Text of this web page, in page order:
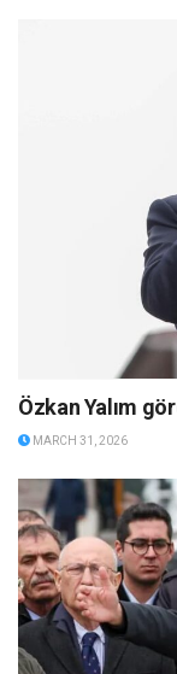
Özkan Yalım
MARCH 31, 2026